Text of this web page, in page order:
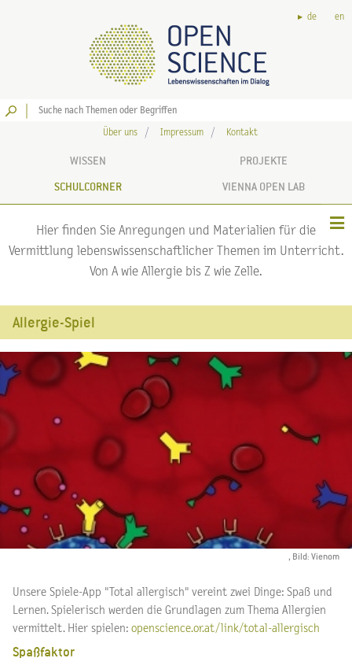
de en
Über uns Impressum Kontakt
WISSEN PROJEKTE
SCHULCORNER VIENNA OPEN LAB
Hier finden Sie Anregungen und Materialien für die
Vermittlung lebenswissenschaftlicher Themen im Unterricht.
Von A wie Allergie bis Z wie Zelle.
Allergie-Spiel
, Bild: Vienom
Unsere Spiele-App "Total allergisch" vereint zwei Dinge: Spaß und
Lernen. Spielerisch werden die Grundlagen zum Thema Allergien
vermittelt. Hier spielen: openscience.or.at/link/total-allergisch
Spaßfaktor